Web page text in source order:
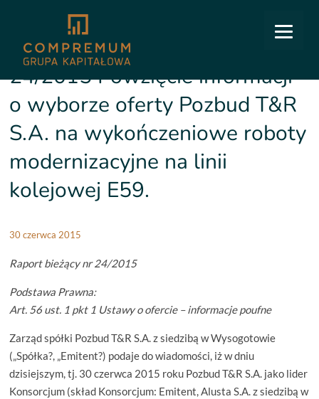
Relacje inwestorskie
wyborze oferty Pozbud T&R S.A. na wykończeniowe roboty modernizacyjne na linii kolejowej
24/2015 Powzięcie informacji
o wyborze oferty Pozbud T&R
S.A. na wykończeniowe roboty
modernizacyjne na linii
kolejowej E59.
30 czerwca 2015
Raport bieżący nr 24/2015
Podstawa Prawna:
Art. 56 ust. 1 pkt 1 Ustawy o ofercie – informacje poufne
Zarząd spółki Pozbud T&R S.A. z siedzibą w Wysogotowie
(„Spółka?, „Emitent?) podaje do wiadomości, iż w dniu
dzisiejszym, tj. 30 czerwca 2015 roku Pozbud T&R S.A. jako lider
Konsorcjum (skład Konsorcjum: Emitent, Alusta S.A. z siedzibą w